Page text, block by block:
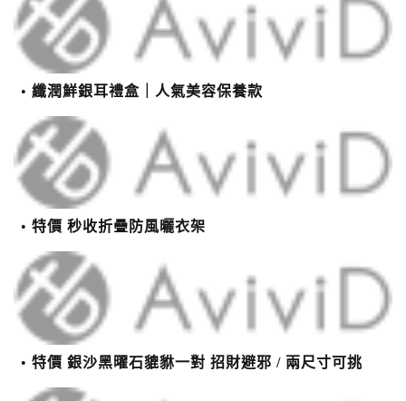
纖潤鮮銀耳禮盒｜人氣美容保養款
特價 秒收折疊防風曬衣架
特價 銀沙黑曜石貔貅一對 招財避邪 / 兩尺寸可挑